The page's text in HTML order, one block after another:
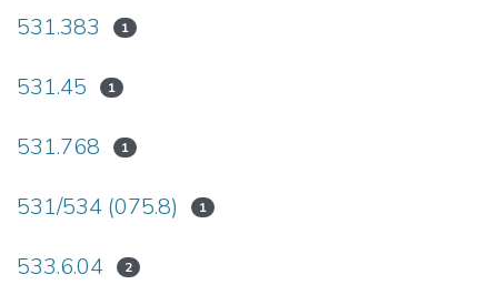
531.383 1
531.45 1
531.768 1
531/534 (075.8) 1
533.6.04 2